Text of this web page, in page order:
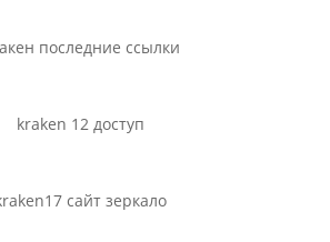
последние ссылки
kraken 12 доступ
сайт зеркало